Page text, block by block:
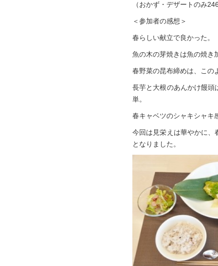
（おかず・デザートのみ
＜参加者の感想＞
春らしい献立で良かった。
魚の木の芽焼きは魚の焼き
春野菜の昆布締めは、この
長芋と大根のあんかけ饅頭
単。
春キャベツのシャキシャキ
今回は見栄えは華やかに、
となりました。